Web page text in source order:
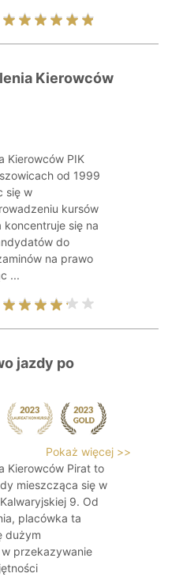
Kierowców
Kierowców PIK
od 1999
się w
kursów
koncentruje się na
do
na prawo
...
jazdy po
Pokaż więcej >>
Kierowców Pirat to
mieszcząca się w
9. Od
placówka ta
dużym
przekazywanie